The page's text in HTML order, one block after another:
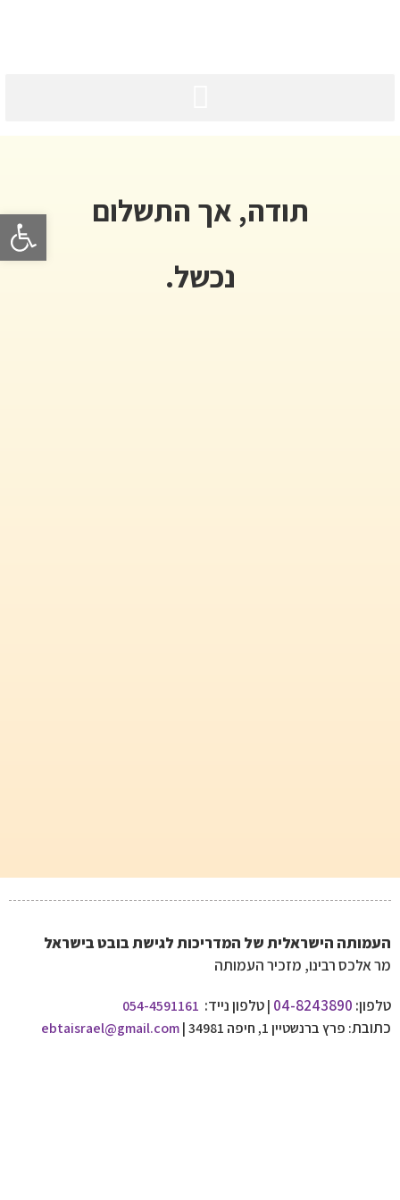
פתח
תודה, אך התשלום
נכשל.
העמותה הישראלית של המדריכות לגישת בובט בישראל
מר אלכס רבינו, מזכיר העמותה
טלפון: 04-8243890
|טלפון נייד: 054-4591161
כתובת: פרץ ברנשטיין 1, חיפה 34981 | ebtaisrael@gmail.com